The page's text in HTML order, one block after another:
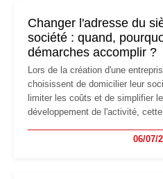
Changer l'adresse du
société : quand,
démarches accomplir ?
Lors de la création d'une
choisissent de domicilier leur
limiter les coûts et de simplifier
développement de l'activité,
professionnels, recrutement,06/07/